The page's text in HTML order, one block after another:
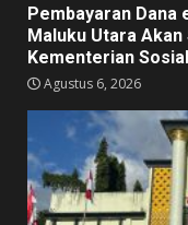
Pembayaran Dana
Maluku Utara
Kementerian Sosial
Agustus 6, 2026